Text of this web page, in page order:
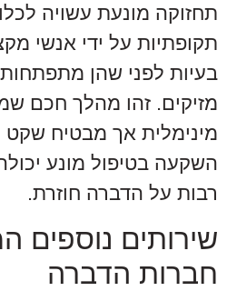
תחזוקה מונעת עשויה
תקופתיות על ידי אנשי
בעיות לפני שהן מתפתחות
מזיקים. זהו מהלך חכם
מינימלית אך מבטיח שקט
השקעה בטיפול מונע
רבות על הדברה חוזרת.
שירותים נוספים
חברות הדברה